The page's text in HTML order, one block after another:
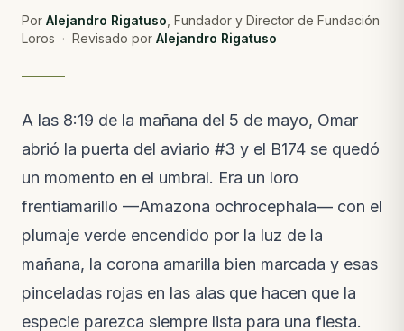
libertad o imán hacia el peligro
Del blog · la semana pasada
Notas de campo · hace 3 semanas
VIDEO
El video de la liberación de las guacamayas
Por Alejandro Rigatuso Fundador y Director de Fundación
Loros · Revisado por Alejandro Rigatuso
A las 8:19 de la mañana del 5 de mayo, Omar
abrió la puerta del aviario #3 y el B174 se quedó
un momento en el umbral. Era un loro
frentiamarillo —Amazona ochrocephala— con el
plumaje verde encendido por la luz de la
mañana, la corona amarilla bien marcada y esas
pinceladas rojas en las alas que hacen que la
especie parezca siempre lista para una fiesta.